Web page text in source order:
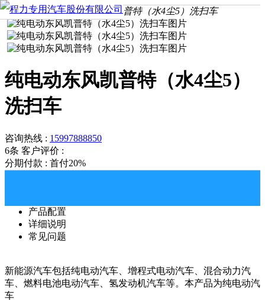
首页 产品中心 纯电动东风凯普特（水4尘5）洗扫车
纯电动东风凯普特（水4尘5）
洗扫车
咨询热线 : 15997888850
6条 客户评价 :
分期付款 : 首付20%
产品配置
详细说明
常见问题
新能源汽车包括纯电动汽车、增程式电动汽车、混合动力汽
车、燃料电池电动汽车、氢发动机汽车等。本产品为纯电动汽
车